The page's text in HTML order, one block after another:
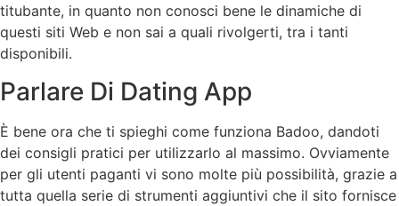
titubante, in quanto non conosci bene le dinamiche di
questi siti Web e non sai a quali rivolgerti, tra i tanti
disponibili.
Parlare Di Dating App
È bene ora che ti spieghi come funziona Badoo, dandoti
dei consigli pratici per utilizzarlo al massimo. Ovviamente
per gli utenti paganti vi sono molte più possibilità, grazie a
tutta quella serie di strumenti aggiuntivi che il sito fornisce